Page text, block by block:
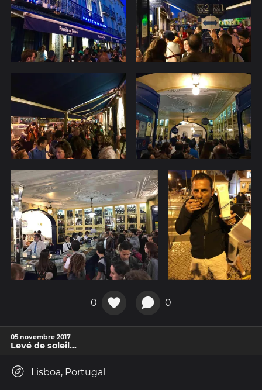
0 0
05 novembre 2017
Levé de soleil...
Lisboa, Portugal